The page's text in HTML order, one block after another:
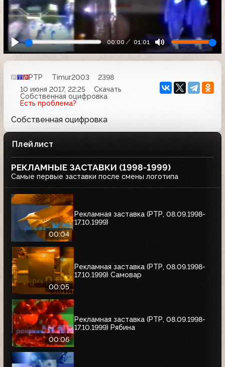
00:00 01:01
РТР Timur2003
2398
10 июня 2017, 22:25
Скачать
Собственная оцифровка
Есть проблема?
Собственная оцифровка
Плейлист
РЕКЛАМНЫЕ ЗАСТАВКИ (1998-1999)
Самые первые заставки после смены логотипа
00:04
Рекламная заставка (РТР, 08.09.1998-
17.10.1999)
00:05
Рекламная заставка (РТР, 08.09.1998-
17.10.1999) Самовар
00:06
Рекламная заставка (РТР, 08.09.1998-
17.10.1999) Рябина